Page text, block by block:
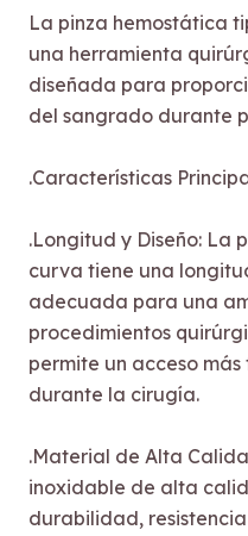
La pinza hemostática
una herramienta
diseñada para
del sangrado durante
.Características
.Longitud y Diseño: La
curva tiene una
adecuada para una
procedimientos
permite un acceso
durante la cirugía.
.Material de Alta
inoxidable de alta
durabilidad,